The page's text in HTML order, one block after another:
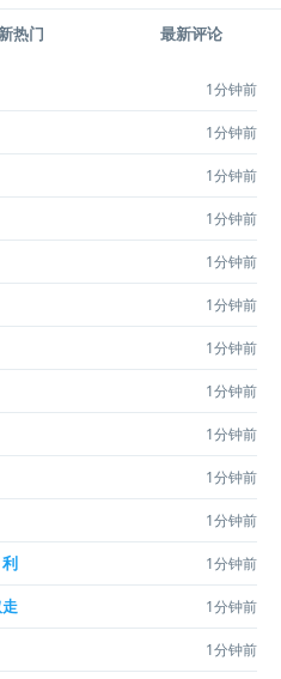
热门 最新评论
1分钟前
1分钟前
1分钟前
1分钟前
1分钟前
1分钟前
1分钟前
1分钟前
1分钟前
1分钟前
1分钟前
1分钟前
1分钟前
1分钟前